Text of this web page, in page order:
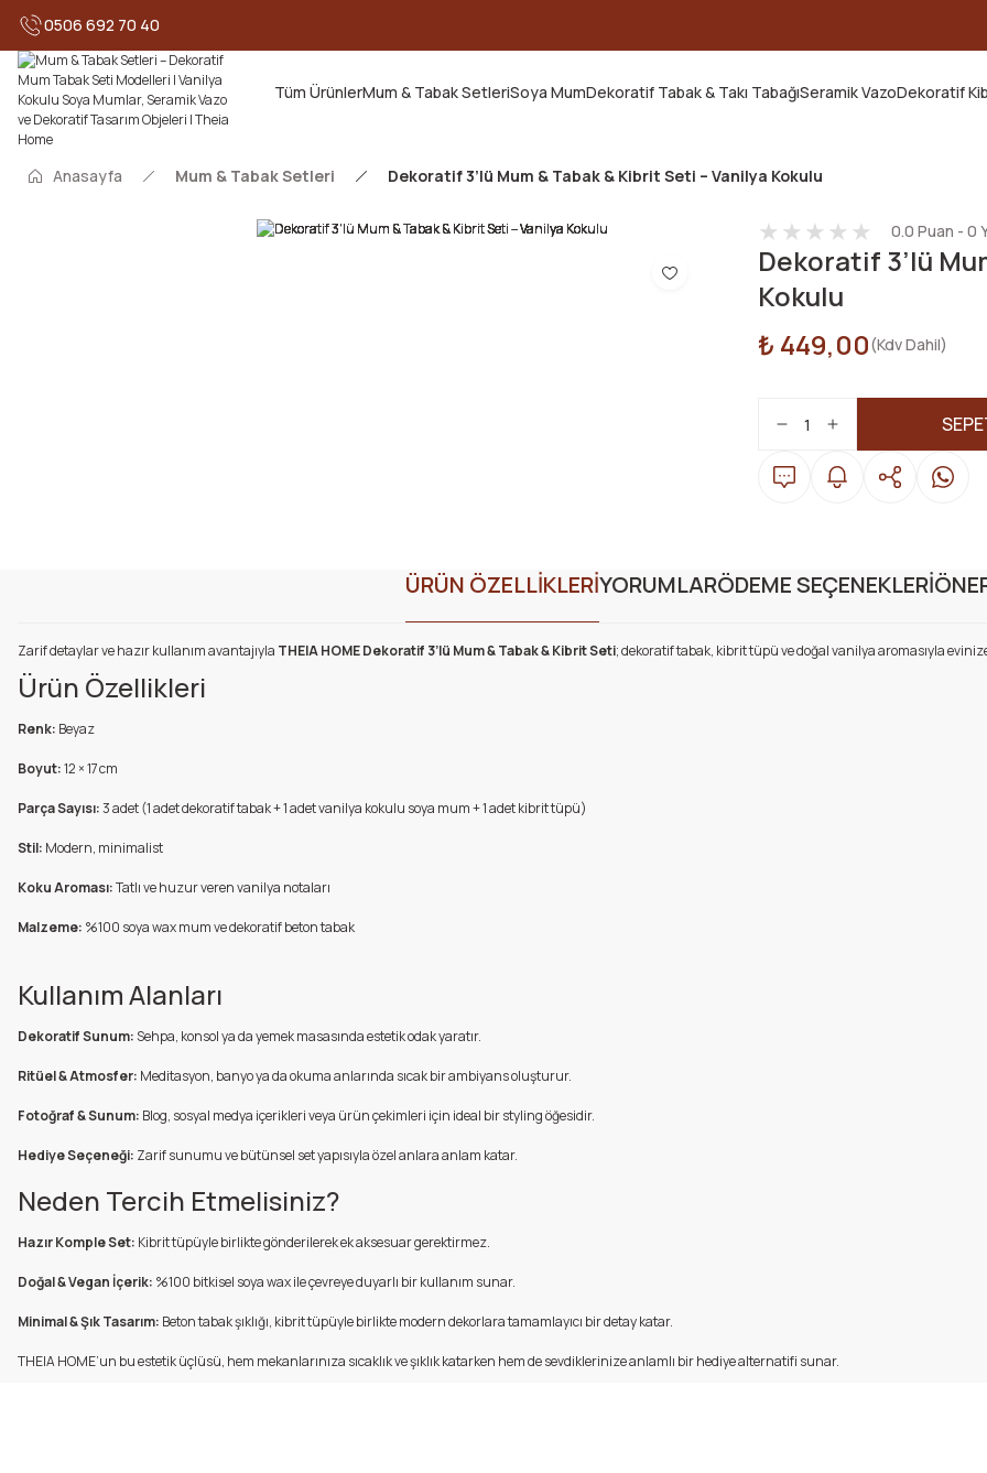
0506 692 70 40
Tüm ÜrünlerMum & Tabak SetleriSoya MumDekoratif Tabak & Takı TabağıSeramik VazoDekoratif
Anasayfa Mum & Tabak Setleri Dekoratif 3’lü Mum & Tabak & Kibrit Seti – Vanilya Kokulu
Dekoratif 3’lü
Kokulu
0.0 Puan - 0
₺ 449,00(Kdv Dahil)
ÜRÜN ÖZELLİKLERİYORUMLARÖDEME SEÇENEKLERİ
Zarif detaylar ve hazır kullanım avantajıyla THEIA HOMEDekoratif 3’lü Mum & Tabak & Kibrit Seti; dekoratif tabak, kibrit tüpü ve doğal vanilya aromasıyla
Ürün Özellikleri
Renk: Beyaz
Boyut:12 × 17 cm
Parça Sayısı:3 adet (1 adet dekoratif tabak + 1 adet vanilya kokulu soya mum + 1 adet kibrit tüpü)
Stil: Modern, minimalist
Koku Aroması:Tatlı ve huzur veren vanilya notaları
Malzeme: %100 soya wax mum ve dekoratif beton tabak
Kullanım Alanları
Dekoratif Sunum:Sehpa, konsol ya da yemek masasında estetik odak yaratır.
Ritüel & Atmosfer: Meditasyon, banyo ya da okuma anlarında sıcak bir ambiyans oluşturur.
Fotoğraf & Sunum: Blog, sosyal medya içerikleri veya ürün çekimleri için ideal bir styling öğesidir.
Hediye Seçeneği: Zarif sunumu ve bütünsel set yapısıyla özel anlara anlam katar.
Neden Tercih Etmelisiniz?
Hazır Komple Set: Kibrit tüpüyle birlikte gönderilerek ek aksesuar gerektirmez.
Doğal & Vegan İçerik: %100 bitkisel soya wax ile çevreye duyarlı bir kullanım sunar.
Minimal & Şık Tasarım: Beton tabak şıklığı, kibrit tüpüyle birlikte modern dekorlara tamamlayıcı bir detay katar.
THEIA HOME’un bu estetik üçlüsü, hem mekanlarınıza sıcaklık ve şıklık katarken hem de sevdiklerinize anlamlı bir hediye alternatifi sunar.